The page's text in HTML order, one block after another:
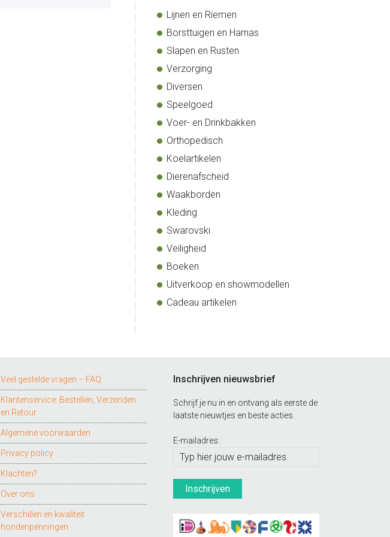
Lijnen en Riemen
Borsttuigen en Harnas
Slapen en Rusten
Verzorging
Diversen
Speelgoed
Voer- en Drinkbakken
Orthopedisch
Koelartikelen
Dierenafscheid
Waakborden
Kleding
Swarovski
Veiligheid
Boeken
Uitverkoop en showmodellen
Cadeau artikelen
Veel gestelde vragen – FAQ
Klantenservice: Bestellen, Verzenden
en Retour
Algemene voorwaarden
Privacy policy
Klachten?
Over ons
Verschillen en kwaliteit
hondenpenningen
Inschrijven nieuwsbrief
Schrijf je nu in en ontvang als eerste de
laatste nieuwtjes en beste acties.
E-mailadres: